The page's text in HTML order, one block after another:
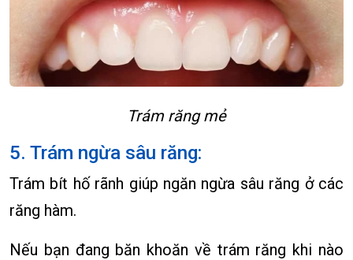
Trám răng mẻ
5. Trám ngừa sâu răng:
Trám bít hố rãnh giúp ngăn ngừa sâu răng ở các
răng hàm.
Nếu bạn đang băn khoăn về trám răng khi nào